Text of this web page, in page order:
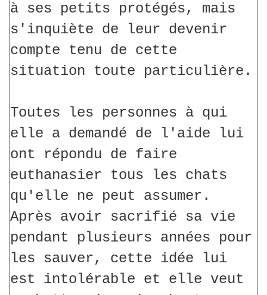
à ses petits protégés, mais
s'inquiète de leur devenir
compte tenu de cette
situation toute particulière.
Toutes les personnes à qui
elle a demandé de l'aide lui
ont répondu de faire
euthanasier tous les chats
qu'elle ne peut assumer.
Après avoir sacrifié sa vie
pendant plusieurs années pour
les sauver, cette idée lui
est intolérable et elle veut